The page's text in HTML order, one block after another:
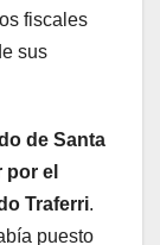
fiscales
sus
de Santa
el
Traferri.
puesto